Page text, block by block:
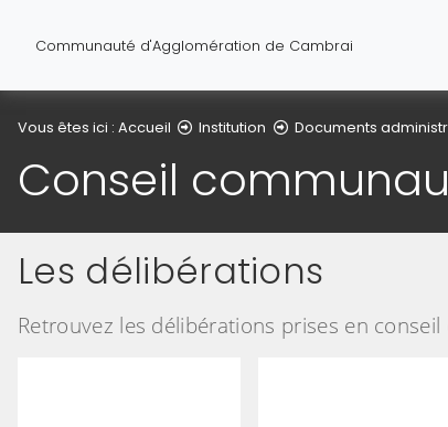
Communauté d'Agglomération de Cambrai
Vous êtes ici : Accueil Institution Documents
Conseil
Les délibérations
Retrouvez les délibérations prises en